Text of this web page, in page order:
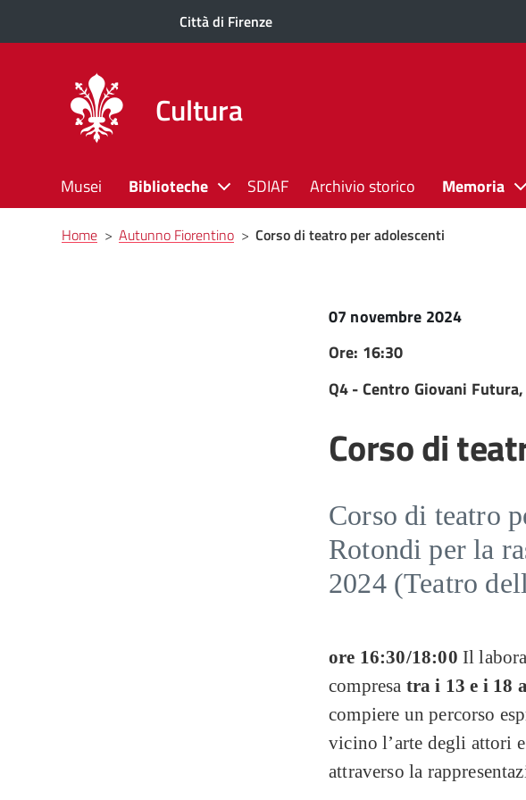
Città di Firenze
Cultura
Musei Biblioteche SDIAF Archivio storico Memoria
Briciole
di
Home> Autunno Fiorentino> Corso di teatro per adolescenti
07 novembre 2024
Ore: 16:30
Q4 - Centro Giovani
Corso di
Corso di teatro
Rotondi per la
2024 (Teatro
ore 16:30/18:00 Il
compresa tra i 13 e i 18
compiere un percorso
vicino l’arte degli attori
attraverso la